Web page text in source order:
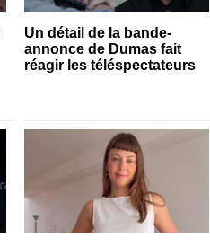
Un détail de la bande-
annonce de Dumas fait
réagir les téléspectateurs